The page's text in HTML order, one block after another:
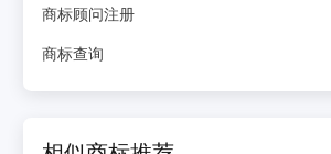
商标顾问注册
商标查询